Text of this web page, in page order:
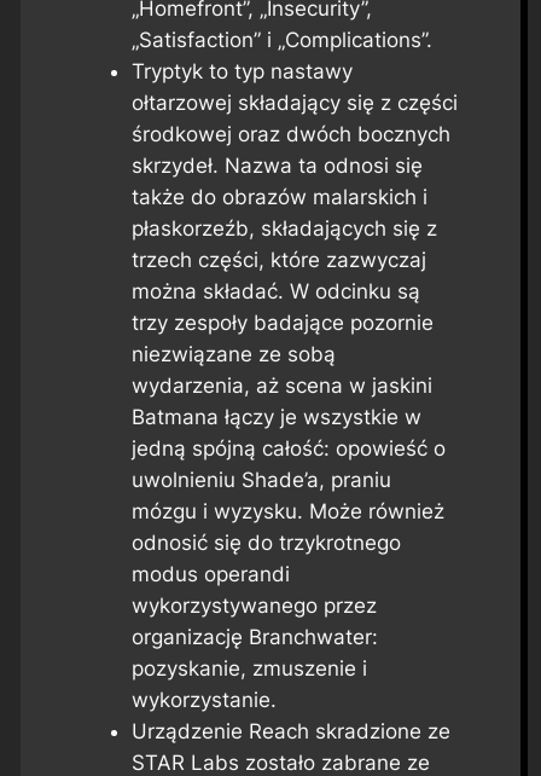
„Homefront”, „Insecurity”,
„Satisfaction” i „Complications”.
Tryptyk to typ nastawy
ołtarzowej składający się z części
środkowej oraz dwóch bocznych
skrzydeł. Nazwa ta odnosi się
także do obrazów malarskich i
płaskorzeźb, składających się z
trzech części, które zazwyczaj
można składać. W odcinku są
trzy zespoły badające pozornie
niezwiązane ze sobą
wydarzenia, aż scena w jaskini
Batmana łączy je wszystkie w
jedną spójną całość: opowieść o
uwolnieniu Shade’a, praniu
mózgu i wyzysku. Może również
odnosić się do trzykrotnego
modus operandi
wykorzystywanego przez
organizację Branchwater:
pozyskanie, zmuszenie i
wykorzystanie.
Urządzenie Reach skradzione ze
STAR Labs zostało zabrane ze